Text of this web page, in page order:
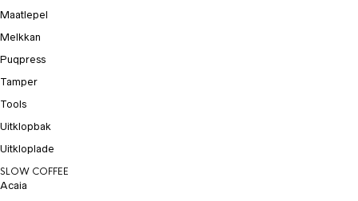
Maatlepel
Melkkan
Puqpress
Tamper
Tools
Uitklopbak
Uitkloplade
SLOW COFFEE
Acaia